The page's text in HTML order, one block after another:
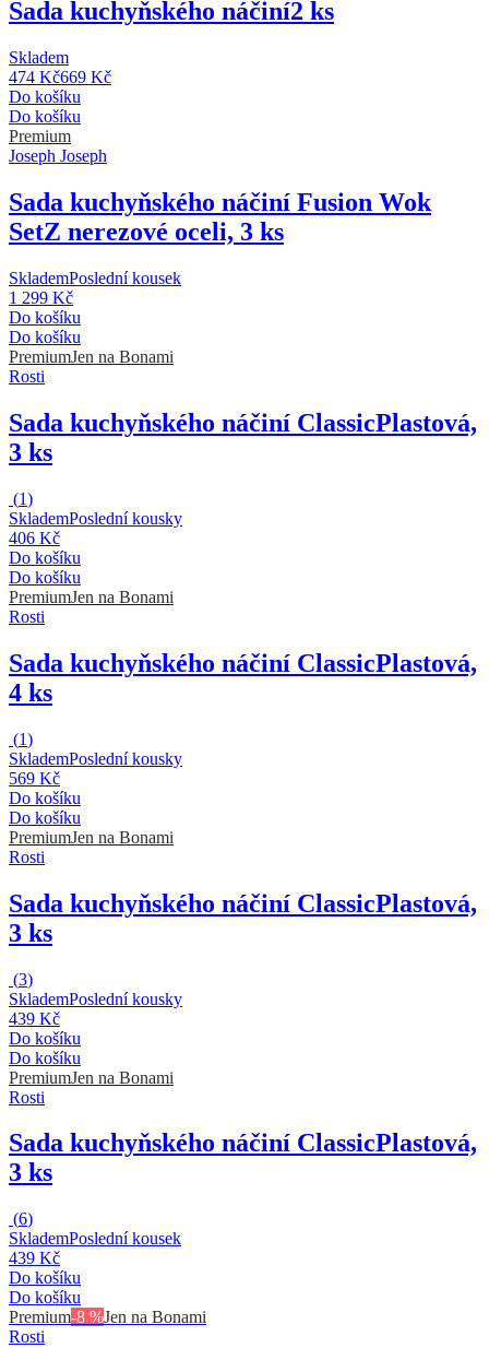
Sada kuchyňského náčiní2 ks
Skladem
474 Kč669 Kč
Do košíku
Do košíku
Premium
Joseph Joseph
Sada kuchyňského náčiní Fusion Wok
SetZ nerezové oceli, 3 ks
SklademPoslední kousek
1 299 Kč
Do košíku
Do košíku
PremiumJen na Bonami
Rosti
Sada kuchyňského náčiní ClassicPlastová,
3 ks
(1)
SklademPoslední kousky
406 Kč
Do košíku
Do košíku
PremiumJen na Bonami
Rosti
Sada kuchyňského náčiní ClassicPlastová,
4 ks
(1)
SklademPoslední kousky
569 Kč
Do košíku
Do košíku
PremiumJen na Bonami
Rosti
Sada kuchyňského náčiní ClassicPlastová,
3 ks
(3)
SklademPoslední kousky
439 Kč
Do košíku
Do košíku
PremiumJen na Bonami
Rosti
Sada kuchyňského náčiní ClassicPlastová,
3 ks
(6)
SklademPoslední kousek
439 Kč
Do košíku
Do košíku
Premium-8 %Jen na Bonami
Rosti